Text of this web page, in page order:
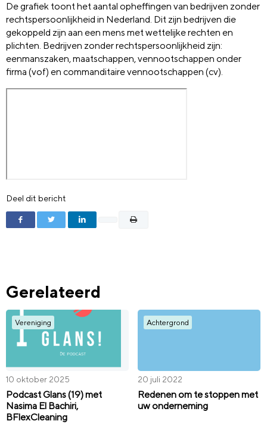
De grafiek toont het aantal opheffingen van bedrijven zonder
rechtspersoonlijkheid in Nederland. Dit zijn bedrijven die
gekoppeld zijn aan een mens met wettelijke rechten en
plichten. Bedrijven zonder rechtspersoonlijkheid zijn:
eenmanszaken, maatschappen, vennootschappen onder
firma (vof) en commanditaire vennootschappen (cv).
Deel dit bericht
Gerelateerd
Vereniging
10 oktober 2025
Podcast Glans (19) met
Nasima El Bachiri,
BFlexCleaning
Achtergrond
20 juli 2022
Redenen om te stoppen met
uw onderneming